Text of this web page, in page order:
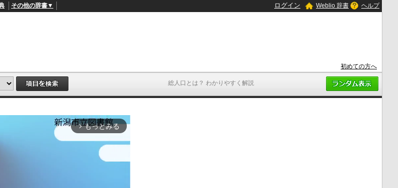
総人口とは？ わかりやすく解説
その他の辞書▼ ログイン Weblio 辞書 ヘルプ
初めての方へ
arrow_forward_ios もっとみる